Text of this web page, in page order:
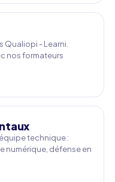
Qualiopi - Learni.
nos formateurs
technique :
numérique, défense en